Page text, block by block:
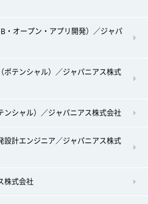
・オープン・アプリ開発）／ジャパ
ポテンシャル）／ジャパニアス株式
ンシャル）／ジャパニアス株式会社
設計エンジニア／ジャパニアス株式
株式会社